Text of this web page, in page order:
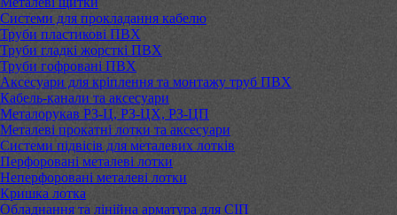
Системи для прокладання кабелю
Труби пластикові ПВХ
Труби гладкі жорсткі ПВХ
Труби гофровані ПВХ
Аксесуари для кріплення та монтажу труб ПВХ
Кабель-канали та аксесуари
Металорукав РЗ-Ц, РЗ-ЦХ, РЗ-ЦП
Металеві прокатні лотки та аксесуари
Системи підвісів для металевих лотків
Перфоровані металеві лотки
Неперфоровані металеві лотки
Кришка лотка
Обладнання та лінійна арматура для СІП